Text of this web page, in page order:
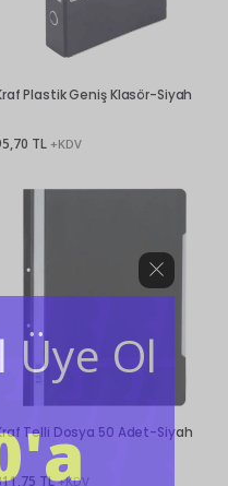
Üye Ol
Plastik Geniş Klasör-Siyah
TL+KDV
Telli Dosya 50 Adet-Siyah
TL+KDV